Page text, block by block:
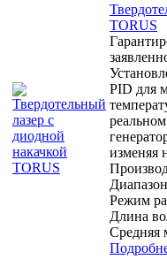
TORUS
PID для
изменяя
Режим
Длина
Средняя